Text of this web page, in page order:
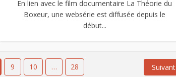
En lien avec le film documentaire La Théorie du
Boxeur, une websérie est diffusée depuis le
début...
9 10 … 28 Suivant